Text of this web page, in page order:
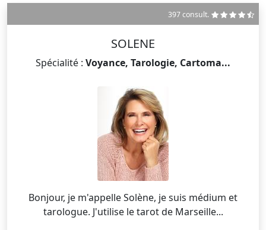
397 consult.
SOLENE
Spécialité : Voyance, Tarologie, Cartoma...
Bonjour, je m'appelle Solène, je suis médium et
tarologue. J'utilise le tarot de Marseille...